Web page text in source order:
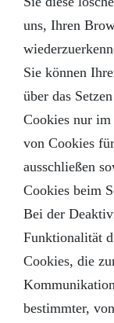
uns, Ihren
Sie können
über das
Cookies nur
von Cookies
ausschließen
Cookies beim
Bei der
Funktionalität
Cookies, die
bestimmter,